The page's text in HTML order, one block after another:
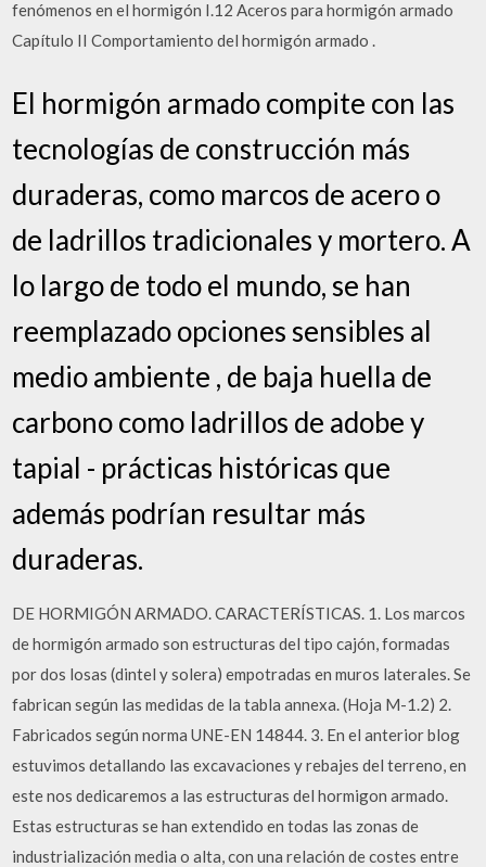
fenómenos en el hormigón I.12 Aceros para hormigón armado
Capítulo II Comportamiento del hormigón armado .
El hormigón armado compite con las
tecnologías de construcción más
duraderas, como marcos de acero o
de ladrillos tradicionales y mortero. A
lo largo de todo el mundo, se han
reemplazado opciones sensibles al
medio ambiente , de baja huella de
carbono como ladrillos de adobe y
tapial - prácticas históricas que
además podrían resultar más
duraderas.
DE HORMIGÓN ARMADO. CARACTERÍSTICAS. 1. Los marcos
de hormigón armado son estructuras del tipo cajón, formadas
por dos losas (dintel y solera) empotradas en muros laterales. Se
fabrican según las medidas de la tabla annexa. (Hoja M-1.2) 2.
Fabricados según norma UNE-EN 14844. 3. En el anterior blog
estuvimos detallando las excavaciones y rebajes del terreno, en
este nos dedicaremos a las estructuras del hormigon armado.
Estas estructuras se han extendido en todas las zonas de
industrialización media o alta, con una relación de costes entre